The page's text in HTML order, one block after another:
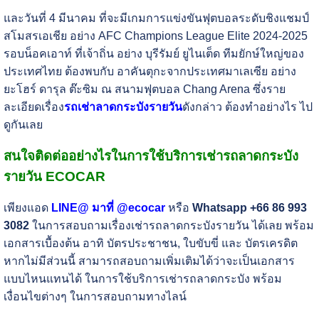
และวันที่ 4 มีนาคม ที่จะมีเกมการแข่งขันฟุตบอลระดับชิงแชมป์
สโมสรเอเชีย อย่าง AFC Champions League Elite 2024-2025
รอบน็อคเอาท์ ที่เจ้าถิ่น อย่าง บุรีรัมย์ ยูไนเต็ด ทีมยักษ์ใหญ่ของ
ประเทศไทย ต้องพบกับ อาคันตุกะจากประเทศมาเลเซีย อย่าง
ยะโฮร์ ดารุล ต๊ะซิม ณ สนามฟุตบอล Chang Arena ซึ่งราย
ละเอียดเรื่องรถเช่าลาดกระบังรายวันดังกล่าว ต้องทำอย่างไร ไป
ดูกันเลย
สนใจติดต่ออย่างไรในการใช้บริการเช่ารถลาดกระบัง
รายวัน ECOCAR
เพียงแอด LINE@ มาที่ @ecocarหรือ Whatsapp +66 86 993
3082ในการสอบถามเรื่องเช่ารถลาดกระบังรายวัน ได้เลย พร้อม
เอกสารเบื้องต้น อาทิ บัตรประชาชน, ใบขับขี่ และ บัตรเครดิต
หากไม่มีส่วนนี้ สามารถสอบถามเพิ่มเติมได้ว่าจะเป็นเอกสาร
แบบไหนแทนได้ ในการใช้บริการเช่ารถลาดกระบัง พร้อม
เงื่อนไขต่างๆ ในการสอบถามทางไลน์